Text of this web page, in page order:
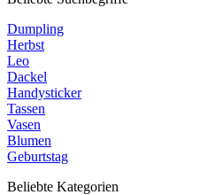
Dumpling
Herbst
Leo
Dackel
Handysticker
Tassen
Vasen
Blumen
Geburtstag
Beliebte Kategorien